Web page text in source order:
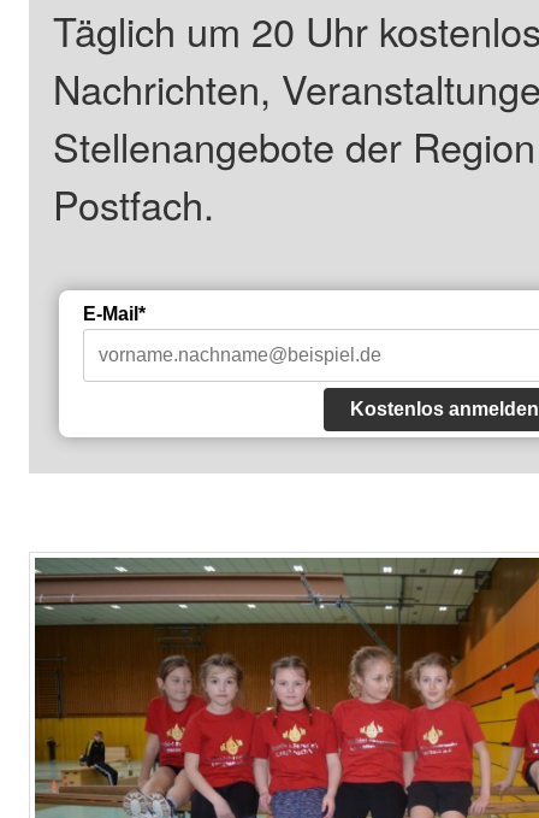
Täglich um 20 Uhr
Nachrichten,
Stellenangebote der
Postfach.
E-Mail*
Kostenlos anmelden